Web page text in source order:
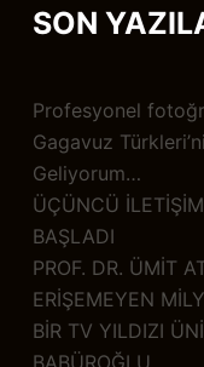
SON
Profesyonel
Gagavuz
Geliyorum…
ÜÇÜNCÜ
BAŞLADI
PROF. DR. ÜMİT
ERİŞEMEYEN
BİR TV YILDIZI